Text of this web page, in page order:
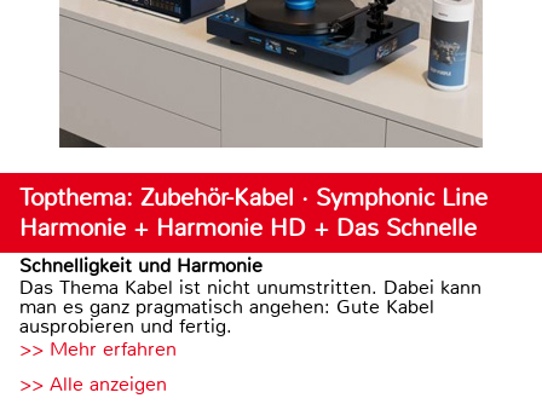
Topthema: Zubehör-Kabel · Symphonic Line
Harmonie + Harmonie HD + Das Schnelle
Schnelligkeit und Harmonie
Das Thema Kabel ist nicht unumstritten. Dabei kann
man es ganz pragmatisch angehen: Gute Kabel
ausprobieren und fertig.
>> Mehr erfahren
>> Alle anzeigen